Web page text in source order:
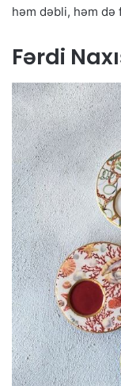
həm dəbli, həm də
Fərdi